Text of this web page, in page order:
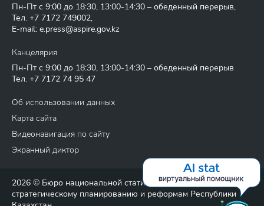
Пн-Пт с 9:00 до 18:30, 13:00-14:30 – обеденный перерыв,
Тел. +7 7172 749002,
E-mail: e.press@aspire.gov.kz
Канцелярия
Пн-Пт с 9:00 до 18:30, 13:00-14:30 – обеденный перерыв
Тел. +7 7172 74 95 47
Об использовании данных
Карта сайта
Видеонавигация по сайту
Экранный диктор
2026 © Бюро национальной статистики Агентства по
стратегическому планированию и реформам Республики